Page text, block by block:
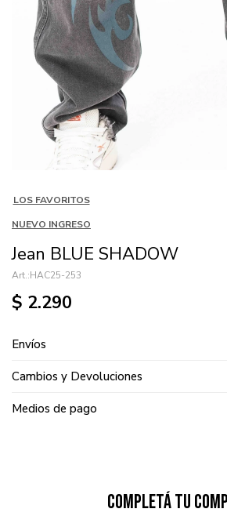
LOS FAVORITOS
NUEVO INGRESO
Jean BLUE SHADOW
HAC25-253
$ 2.290
Envíos
Cambios y Devoluciones
Medios de pago
Completá tu